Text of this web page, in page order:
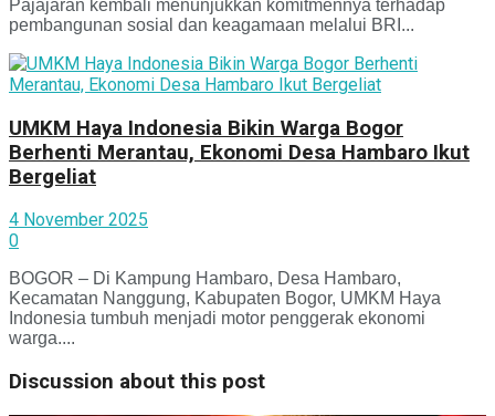
Pajajaran kembali menunjukkan komitmennya terhadap
pembangunan sosial dan keagamaan melalui BRI...
UMKM Haya Indonesia Bikin Warga Bogor
Berhenti Merantau, Ekonomi Desa Hambaro Ikut
Bergeliat
4 November 2025
0
BOGOR – Di Kampung Hambaro, Desa Hambaro,
Kecamatan Nanggung, Kabupaten Bogor, UMKM Haya
Indonesia tumbuh menjadi motor penggerak ekonomi
warga....
Discussion about this post